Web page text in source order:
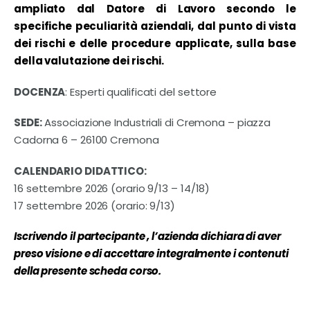
ampliato dal Datore di Lavoro secondo le
specifiche peculiarità aziendali, dal punto di vista
dei rischi e delle procedure applicate, sulla base
della valutazione dei rischi.
DOCENZA: Esperti qualificati del settore
SEDE:Associazione Industriali di Cremona – piazza
Cadorna 6 – 26100 Cremona
CALENDARIO DIDATTICO:
16 settembre 2026 (orario 9/13 – 14/18)
17 settembre 2026 (orario: 9/13)
Iscrivendo il partecipante , l’azienda dichiara di aver
preso visione e di accettare integralmente i contenuti
della presente scheda corso.